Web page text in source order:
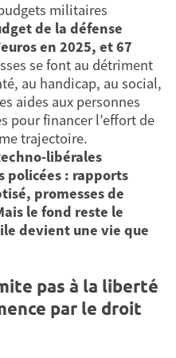
militaires
de la défense
en 2025, et 67
se font au détriment
au handicap, au social,
aides aux personnes
pour financer l’effort de
trajectoire.
libérales
policées : rapports
promesses de
le fond reste le
devient une vie que
pas à la liberté
par le droit